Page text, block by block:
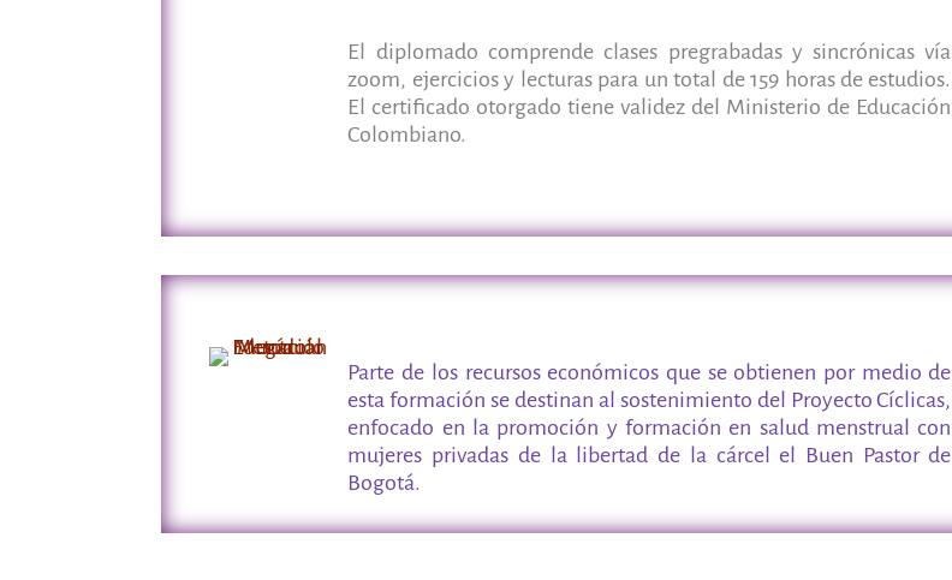
El diplomado comprende clases pregrabadas y sincrónicas vía
zoom, ejercicios y lecturas para un total de 159 horas de estudios.
El certificado otorgado tiene validez del Ministerio de Educación
Colombiano.
Parte de los recursos económicos que se obtienen por medio de
esta formación se destinan al sostenimiento del Proyecto Cíclicas,
enfocado en la promoción y formación en salud menstrual con
mujeres privadas de la libertad de la cárcel el Buen Pastor de
Bogotá.